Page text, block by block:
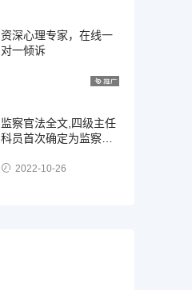
资深心理专家，在线一
对一倾诉
监察官法全文,四级主任
科员首次确定为监察
级?2022-10-26